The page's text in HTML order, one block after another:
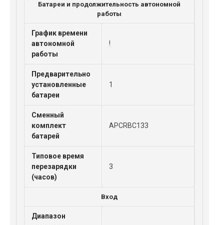
Батареи и продолжительность автономной
работы
График времени
автономной
работы
!
Предварительно
установленные
батареи
1
Сменный
комплект
батарей
APCRBC133
Типовое время
перезарядки
(часов)
3
Вход
Диапазон